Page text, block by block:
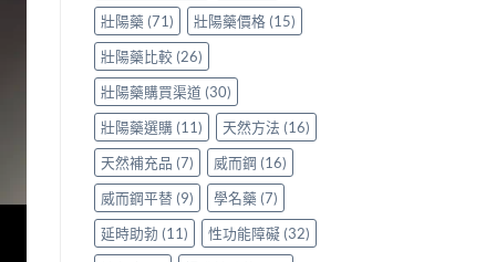
選
購
貼
士
一
次
看
清〉
中
壯陽藥 (71) 壯陽藥價格(15)
壯陽藥比較 (26)
壯陽藥購買渠道 (30)
壯陽藥選購(11) 天然方法 (16)
天然補充品 (7) 威而鋼 (16)
威而鋼平替 (9) 學名藥 (7)
延時助勃 (11) 性功能障礙(32)